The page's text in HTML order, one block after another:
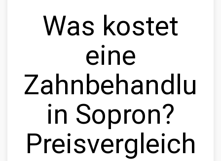
Was kostet
eine
in Sopron?
Preisvergleich